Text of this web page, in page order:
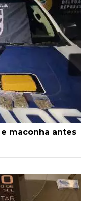
maconha antes